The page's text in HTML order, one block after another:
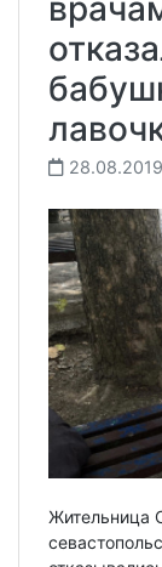
Жительница